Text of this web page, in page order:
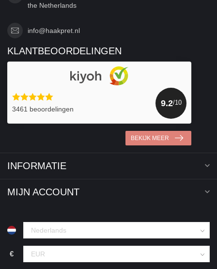
the Netherlands
info@haakpret.nl
KLANTBEOORDELINGEN
3461 beoordelingen
9.2/10
BEKIJK MEER
INFORMATIE
MIJN ACCOUNT
€